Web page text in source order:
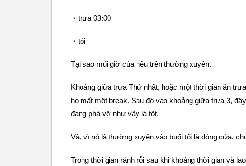
・trưa 03:00
・tối
Tại sao múi giờ của nêu trên thường xuyên.
Khoảng giữa trưa Thứ nhất, hoặc một thời gian ăn
họ mất một break. Sau đó vào khoảng giữa trưa 3,
đang phá vỡ như vậy là tốt.
Và, vì nó là thường xuyên vào buổi tối là đóng cửa,
Trong thời gian rảnh rỗi sau khi khoảng thời gian và